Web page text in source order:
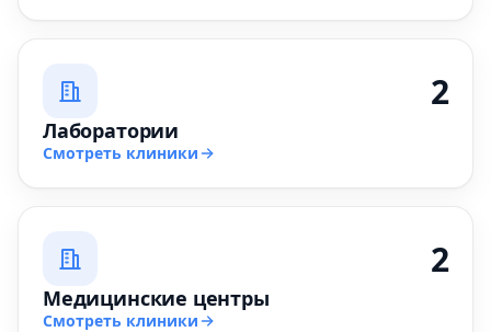
2
Лаборатории
Смотреть клиники
2
Медицинские центры
Смотреть клиники